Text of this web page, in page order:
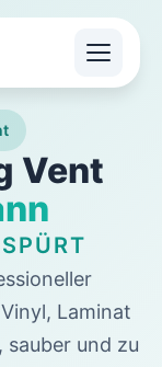
Vent
Laminat
und zu